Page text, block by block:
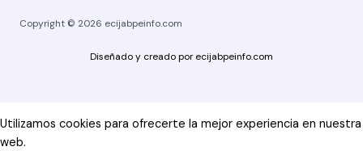
Copyright © 2026 ecijabpeinfo.com
Diseñado y creado por ecijabpeinfo.com
Utilizamos cookies para ofrecerte la mejor experiencia en nuestra
web.